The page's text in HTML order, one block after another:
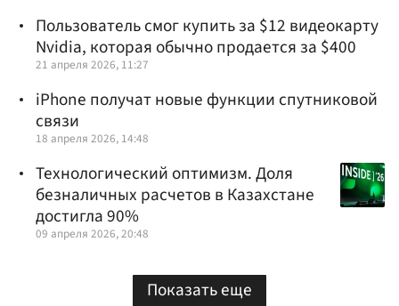
Пользователь смог купить за $12 видеокарту
Nvidia, которая обычно продается за $400
21 апреля 2026, 11:27
iPhone получат новые функции спутниковой
связи
18 апреля 2026, 14:48
Технологический оптимизм. Доля
безналичных расчетов в Казахстане
достигла 90%
09 апреля 2026, 20:48
Показать еще